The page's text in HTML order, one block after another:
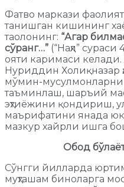
Фатво маркази
танишган кишининг
таолонинг: “Агар
сўранг…” (“Наҳл”
ояти каримаси
Нуриддин Холиқназар
мўмин-
таъминлаш, шаръий
эҳтиёжини қондириш,
маърифатини янада
мазкур хайрли ишга
Обод
Сўнгги йилларда
муҳташам биноларга